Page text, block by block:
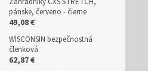
pánske, červeno - čierne
49,08 €
WISCONSIN bezpečnostná
členková
62,87 €